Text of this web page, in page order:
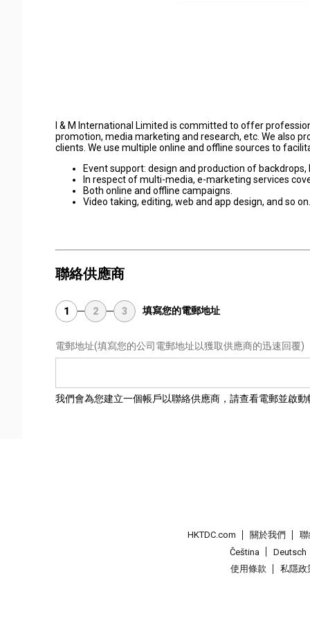
I & M International Limited is committed to offer
promotion, media marketing and research, etc. We also
clients. We use multiple online and offline sources to
Event support: design and production of backdrops,
In respect of multi-media, e-marketing services
Both online and offline campaigns.
Video taking, editing, web and app design, and so on.
聯絡供應商
1 2 3 填寫您的電郵地址
電郵地址(填寫您的公司電郵地址以獲取供應商的迅速回覆)
我們會為您建立一個帳戶以聯絡供應商，請查看電郵並啟動
HKTDC.com 關於我們
Čeština
Deutsch
使用條款
私隱政